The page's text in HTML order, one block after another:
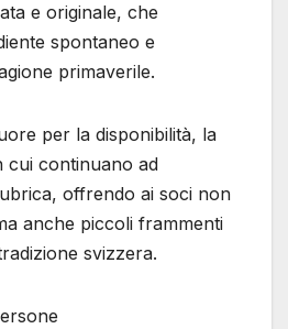
e originale, che
spontaneo e
primaverile.
per la disponibilità, la
cui continuano ad
offrendo ai soci non
anche piccoli frammenti
svizzera.